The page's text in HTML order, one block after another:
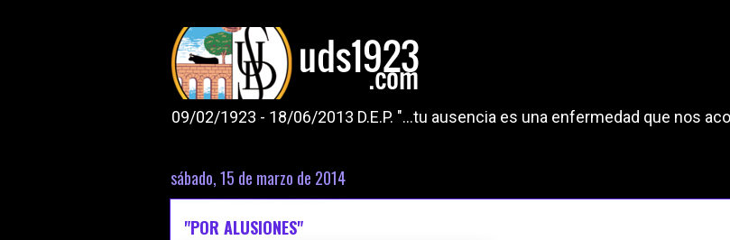
09/02/1923 - 18/06/2013 D.E.P. "...tu ausencia es una enfermedad que nos
sábado, 15 de marzo de 2014
"POR ALUSIONES"